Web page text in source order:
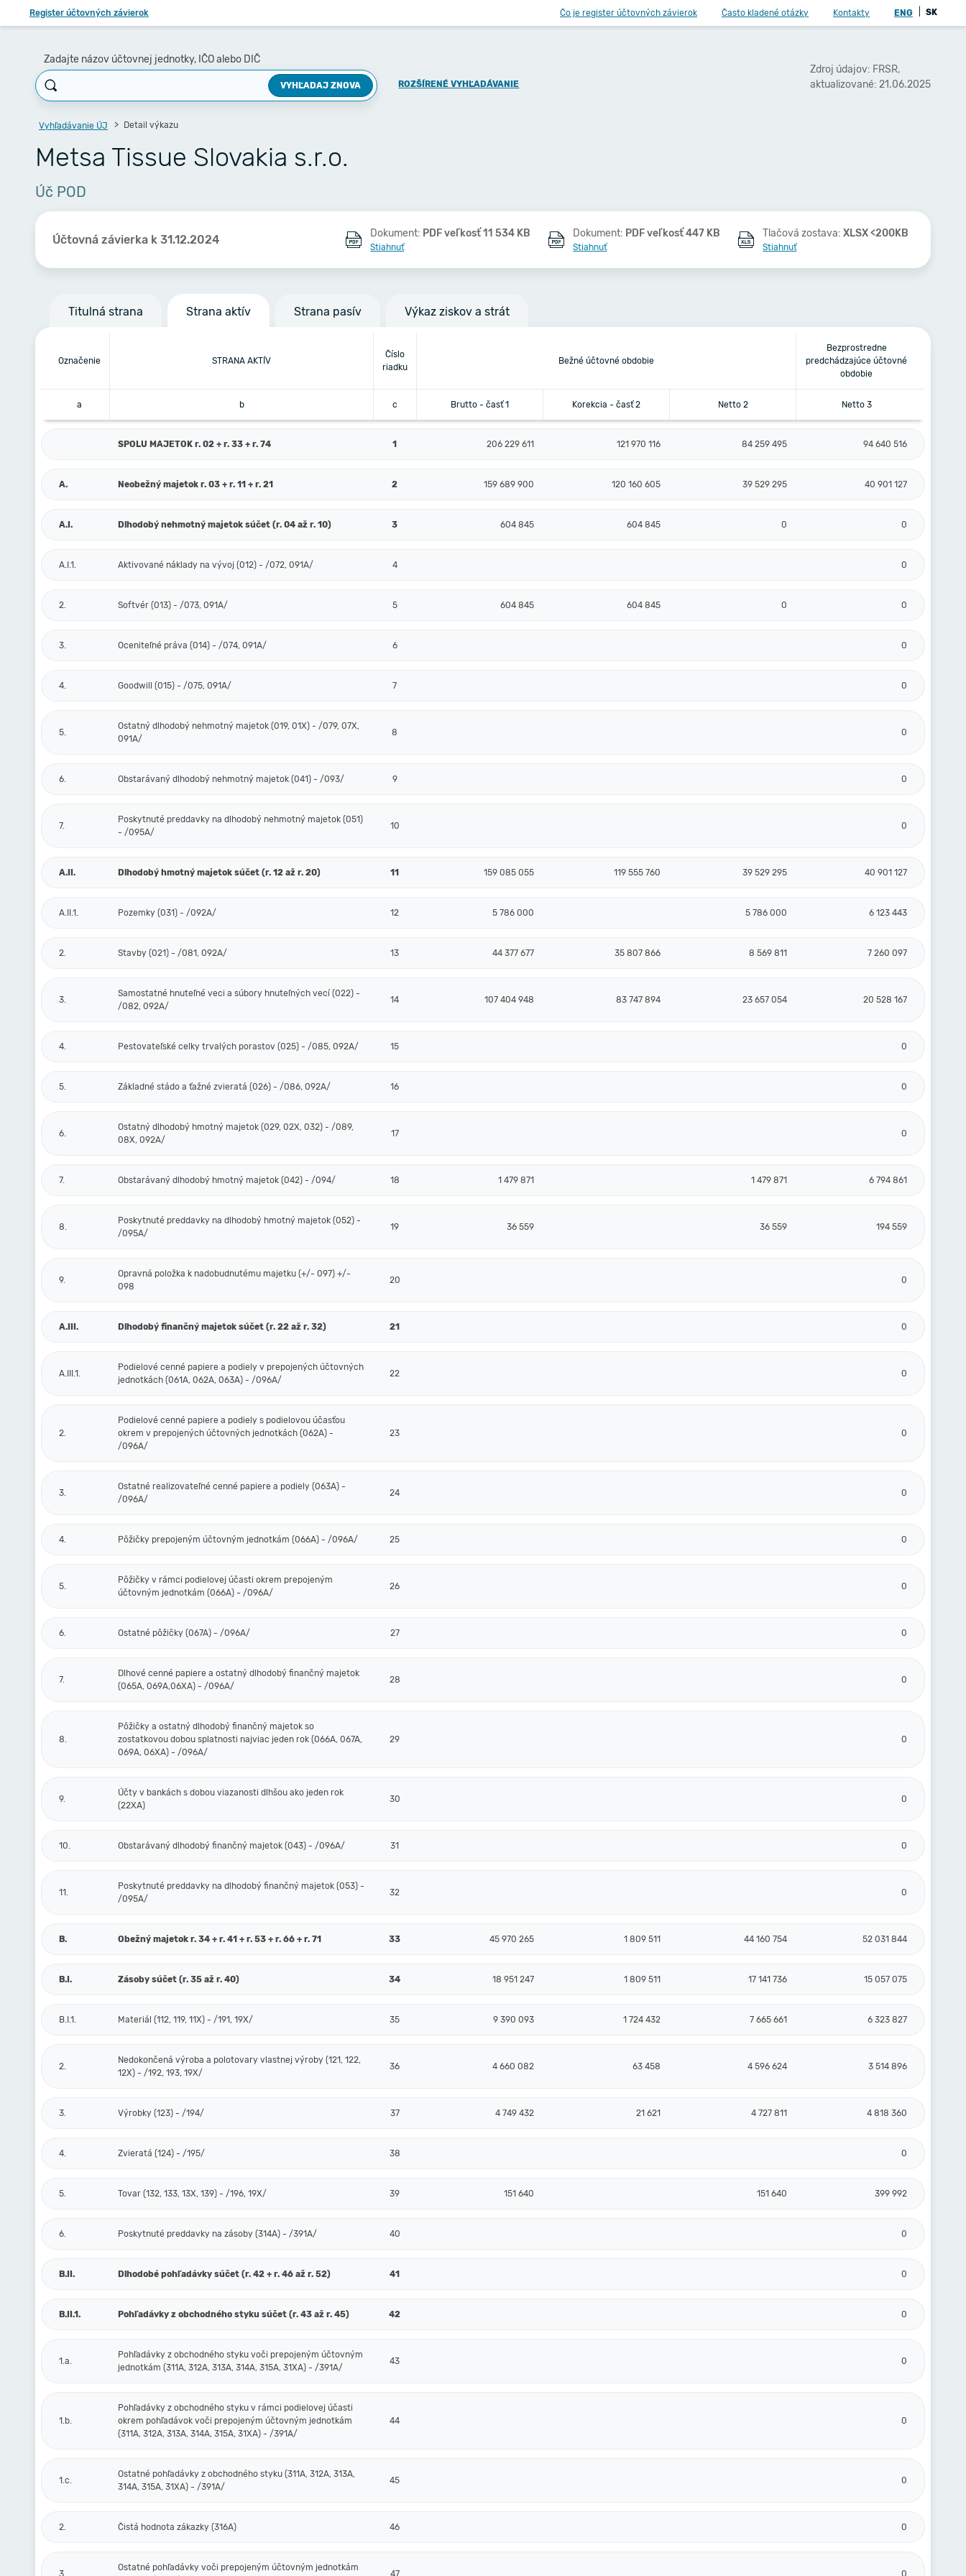
Register účtovných závierok Čo je register účtovných závierok Často kladené otázky Kontakty ENG SK
Zadajte názov účtovnej jednotky, IČO alebo DIČ
VYHĽADAJ ZNOVA ROZŠÍRENÉ VYHĽADÁVANIE
Zdroj údajov: FRSR,
aktualizované: 21.06.2025
Vyhľadávanie ÚJ Detail výkazu
Metsa Tissue Slovakia s.r.o.
Úč POD
Účtovná závierka k 31.12.2024 Dokument: PDF veľkosť 11 534 KB
Stiahnuť
Dokument: PDF veľkosť 447 KB
Stiahnuť
Tlačová zostava:XLSX <200KB
Stiahnuť
Titulná strana Strana aktív Strana pasív Výkaz ziskov a strát
Označenie STRANA AKTÍV
Číslo
riadku
Bežné účtovné obdobie
Bezprostredne
predchádzajúce účtovné
obdobie
a b c Brutto - časť 1 Korekcia - časť 2 Netto 2 Netto 3
SPOLU MAJETOK r. 02 + r. 33 + r. 74 1 206 229 611 121 970 116 84 259 495 94 640 516
A. Neobežný majetok r. 03 + r. 11 + r. 21 2 159 689 900 120 160 605 39 529 295 40 901 127
A.I. Dlhodobý nehmotný majetok súčet (r. 04 až r. 10) 3 604 845 604 845 0 0
A.I.1. Aktivované náklady na vývoj (012) - /072, 091A/ 4 0
2. Softvér (013) - /073, 091A/ 5 604 845 604 845 0 0
3. Oceniteľné práva (014) - /074, 091A/ 6 0
4. Goodwill (015) - /075, 091A/ 7 0
5.
Ostatný dlhodobý nehmotný majetok (019, 01X) - /079, 07X,
091A/
8 0
6. Obstarávaný dlhodobý nehmotný majetok (041) - /093/ 9 0
7.
Poskytnuté preddavky na dlhodobý nehmotný majetok (051)
- /095A/
10 0
A.II. Dlhodobý hmotný majetok súčet (r. 12 až r. 20) 11 159 085 055 119 555 760 39 529 295 40 901 127
A.II.1. Pozemky (031) - /092A/ 12 5 786 000 5 786 000 6 123 443
2. Stavby (021) - /081, 092A/ 13 44 377 677 35 807 866 8 569 811 7 260 097
3.
Samostatné hnuteľné veci a súbory hnuteľných vecí (022) -
/082, 092A/
14 107 404 948 83 747 894 23 657 054 20 528 167
4. Pestovateľské celky trvalých porastov (025) - /085, 092A/ 15 0
5. Základné stádo a ťažné zvieratá (026) - /086, 092A/ 16 0
6.
Ostatný dlhodobý hmotný majetok (029, 02X, 032) - /089,
08X, 092A/
17 0
7. Obstarávaný dlhodobý hmotný majetok (042) - /094/ 18 1 479 871 1 479 871 6 794 861
8.
Poskytnuté preddavky na dlhodobý hmotný majetok (052) -
/095A/
19 36 559 36 559 194 559
9.
Opravná položka k nadobudnutému majetku (+/- 097) +/-
098
20 0
A.III. Dlhodobý finančný majetok súčet (r. 22 až r. 32) 21 0
A.III.1.
Podielové cenné papiere a podiely v prepojených účtovných
jednotkách (061A, 062A, 063A) - /096A/
22 0
2.
Podielové cenné papiere a podiely s podielovou účasťou
okrem v prepojených účtovných jednotkách (062A) -
/096A/
23 0
3.
Ostatné realizovateľné cenné papiere a podiely (063A) -
/096A/
24 0
4. Pôžičky prepojeným účtovným jednotkám (066A) - /096A/ 25 0
5.
Pôžičky v rámci podielovej účasti okrem prepojeným
účtovným jednotkám (066A) - /096A/
26 0
6. Ostatné pôžičky (067A) - /096A/ 27 0
7.
Dlhové cenné papiere a ostatný dlhodobý finančný majetok
(065A, 069A,06XA) - /096A/
28 0
8.
Pôžičky a ostatný dlhodobý finančný majetok so
zostatkovou dobou splatnosti najviac jeden rok (066A, 067A,
069A, 06XA) - /096A/
29 0
9.
Účty v bankách s dobou viazanosti dlhšou ako jeden rok
(22XA)
30 0
10. Obstarávaný dlhodobý finančný majetok (043) - /096A/ 31 0
11.
Poskytnuté preddavky na dlhodobý finančný majetok (053) -
/095A/
32 0
B. Obežný majetok r. 34 + r. 41 + r. 53 + r. 66 + r. 71 33 45 970 265 1 809 511 44 160 754 52 031 844
B.I. Zásoby súčet (r. 35 až r. 40) 34 18 951 247 1 809 511 17 141 736 15 057 075
B.I.1. Materiál (112, 119, 11X) - /191, 19X/ 35 9 390 093 1 724 432 7 665 661 6 323 827
2.
Nedokončená výroba a polotovary vlastnej výroby (121, 122,
12X) - /192, 193, 19X/
36 4 660 082 63 458 4 596 624 3 514 896
3. Výrobky (123) - /194/ 37 4 749 432 21 621 4 727 811 4 818 360
4. Zvieratá (124) - /195/ 38 0
5. Tovar (132, 133, 13X, 139) - /196, 19X/ 39 151 640 151 640 399 992
6. Poskytnuté preddavky na zásoby (314A) - /391A/ 40 0
B.II. Dlhodobé pohľadávky súčet (r. 42 + r. 46 až r. 52) 41 0
B.II.1. Pohľadávky z obchodného styku súčet (r. 43 až r. 45) 42 0
1.a.
Pohľadávky z obchodného styku voči prepojeným účtovným
jednotkám (311A, 312A, 313A, 314A, 315A, 31XA) - /391A/
43 0
1.b.
Pohľadávky z obchodného styku v rámci podielovej účasti
okrem pohľadávok voči prepojeným účtovným jednotkám
(311A, 312A, 313A, 314A, 315A, 31XA) - /391A/
44 0
1.c.
Ostatné pohľadávky z obchodného styku (311A, 312A, 313A,
314A, 315A, 31XA) - /391A/
45 0
2. Čistá hodnota zákazky (316A) 46 0
3.
Ostatné pohľadávky voči prepojeným účtovným jednotkám
47 0